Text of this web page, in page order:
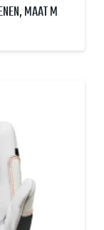
MAAT M